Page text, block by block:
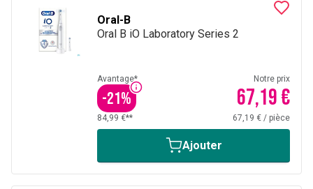
Oral-B
Oral B iO Laboratory Series 2
Avantage*
-21%
Notre prix
67,19 €
84,99 €** 67,19 € / pièce
Ajouter